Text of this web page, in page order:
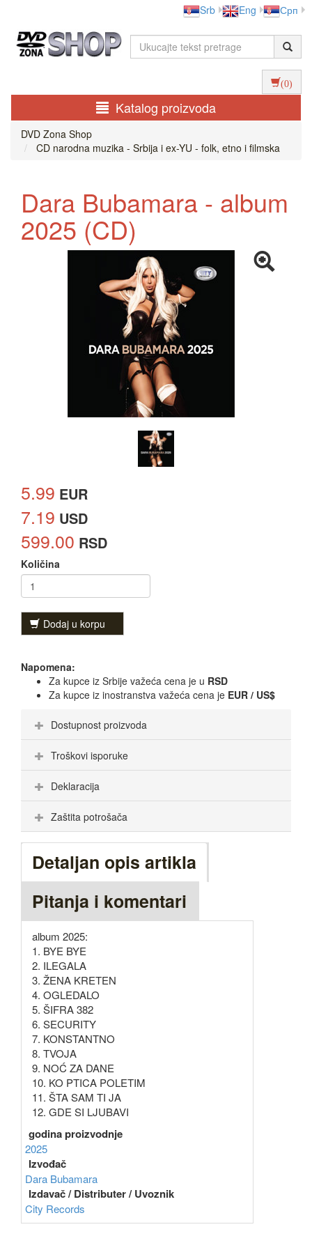
Srb Eng Срп
(0)
Katalog proizvoda
DVD Zona Shop
CD narodna muzika - Srbija i ex-YU - folk, etno i filmska
Dara Bubamara - album
2025 (CD)
5.99 EUR
7.19 USD
599.00 RSD
Količina
Dodaj u korpu
Napomena:
Za kupce iz Srbije važeća cena je u RSD
Za kupce iz inostranstva važeća cena je EUR / US$
Dostupnost proizvoda
Troškovi isporuke
Deklaracija
Zaštita potrošača
Detaljan opis artikla
Pitanja i komentari
album 2025:
1. BYE BYE
2. ILEGALA
3. ŽENA KRETEN
4. OGLEDALO
5. ŠIFRA 382
6. SECURITY
7. KONSTANTNO
8. TVOJA
9. NOĆ ZA DANE
10. KO PTICA POLETIM
11. ŠTA SAM TI JA
12. GDE SI LJUBAVI
godina proizvodnje
2025
Izvođač
Dara Bubamara
Izdavač / Distributer / Uvoznik
City Records